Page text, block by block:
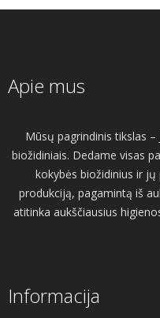
Apie mus
Mūsų pagrindinis tikslas
biožidiniais. Dedame visas
kokybės biožidinius ir
produkciją, pagamintą iš
atitinka aukščiausius
Informacija